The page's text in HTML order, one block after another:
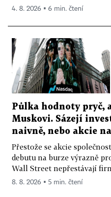
4. 8. 2026 ▪ 6 min. čtení
Půlka hodnoty pryč,
Muskovi. Sázejí
naivně, nebo akcie
Přestože se akcie
debutu na burze výrazně
Wall Street nepřestávají
8. 8. 2026 ▪ 5 min. čtení